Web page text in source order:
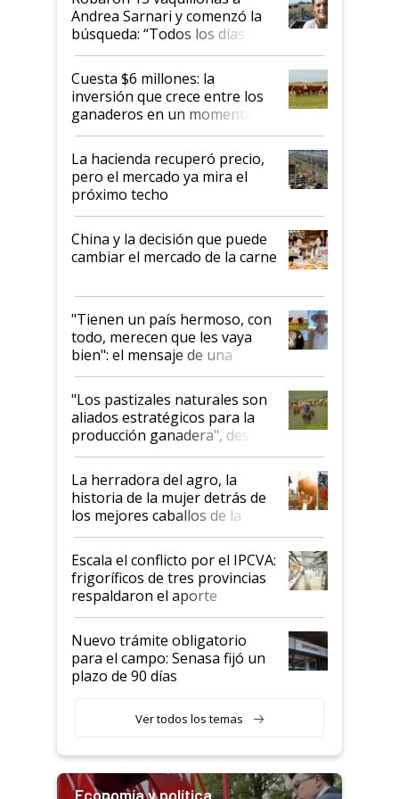
Andrea Sarnari y comenzó la
búsqueda: “Todos los días le
toca a algún productor”
Cuesta $6 millones: la
inversión que crece entre los
ganaderos en un momento
histórico para la actividad
La hacienda recuperó precio,
pero el mercado ya mira el
próximo techo
China y la decisión que puede
cambiar el mercado de la carne
"Tienen un país hermoso, con
todo, merecen que les vaya
bien": el mensaje de una
ganadera uruguaya sobre las
oportunidades que se abren
para el agro en Argentina, con
foco en la carne
"Los pastizales naturales son
aliados estratégicos para la
producción ganadera", destaca
la iniciativa que ya reúne a 46
establecimientos en Argentina
La herradora del agro, la
historia de la mujer detrás de
los mejores caballos de la
Argentina y los mitos que
todavía hacen sufrir a estos
animales: "Mientras me
descalificaban, yo seguí
haciendo currículum"
Escala el conflicto por el IPCVA:
frigoríficos de tres provincias
respaldaron el aporte
obligatorio
Nuevo trámite obligatorio
para el campo: Senasa fijó un
plazo de 90 días
Ver todos los temas
Economía y política